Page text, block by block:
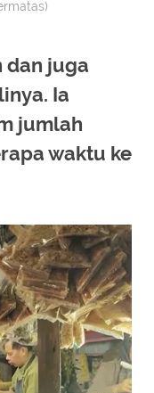
dan juga
Ia
jumlah
waktu ke